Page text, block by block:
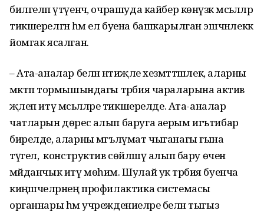
билгеләп үтүенчә, очрашуда кайбер көнүзәк мәсьәләләр
тикшерелгән һәм ел буена башкарылган эшчәнлеккә
йомгак ясалган.
–Ата-аналар белән нәтиҗәле хезмәттәшлек, аларны
мәктәп тормышындагы тәрбия чараларына актив
җәлеп итү мәсьәләләре тикшерелде. Ата-аналар
чатларын дөрес алып баруга аерым игътибар
бирелде, аларны мәгълүмат чыганагы гына
түгел, ә конструктив сөйләшү алып бару өчен
мәйданчык итү мөһим. Шулай ук тәрбия буенча
киңәшчеләрнең профилактика системасы
органнары һәм учреждениеләре белән тыгыз